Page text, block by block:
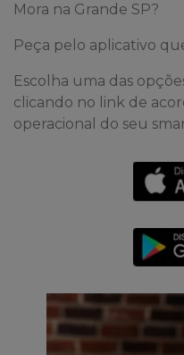
Mora na Grande SP?
Peça pelo aplicativo
Escolha uma das
clicando no link de
operacional do seu